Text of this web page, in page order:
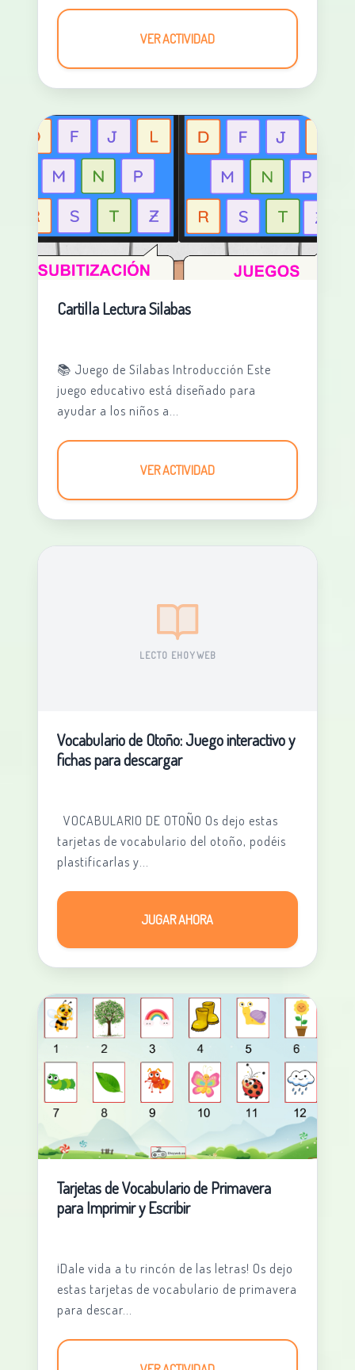
VER ACTIVIDAD
Cartilla Lectura Silabas
📚 Juego de Sílabas Introducción Este
juego educativo está diseñado para
ayudar a los niños a...
VER ACTIVIDAD
LECTO EHOYWEB
Vocabulario de Otoño: Juego interactivo y
fichas para descargar
VOCABULARIO DE OTOÑO Os dejo estas
tarjetas de vocabulario del otoño, podéis
plastificarlas y...
JUGAR AHORA
Tarjetas de Vocabulario de Primavera
para Imprimir y Escribir
¡Dale vida a tu rincón de las letras! Os dejo
estas tarjetas de vocabulario de primavera
para descar...